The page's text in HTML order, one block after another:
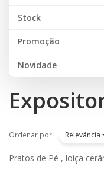
Stock
Promoção
Novidade
Ordenar por Relevância
Pratos de Pé , loiça